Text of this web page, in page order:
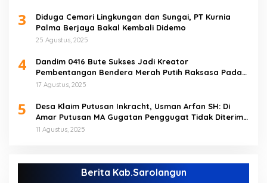
3
Diduga Cemari Lingkungan dan Sungai, PT Kurnia
Palma Berjaya Bakal Kembali Didemo
25 Agustus, 2025
4
Dandim 0416 Bute Sukses Jadi Kreator
Pembentangan Bendera Merah Putih Raksasa Pada
Peringatan HUT RI ke 80 di Tebo
17 Agustus, 2025
5
Desa Klaim Putusan Inkracht, Usman Arfan SH: Di
Amar Putusan MA Gugatan Penggugat Tidak Diterima
(NO)
11 Agustus, 2025
Berita Kab.Sarolangun